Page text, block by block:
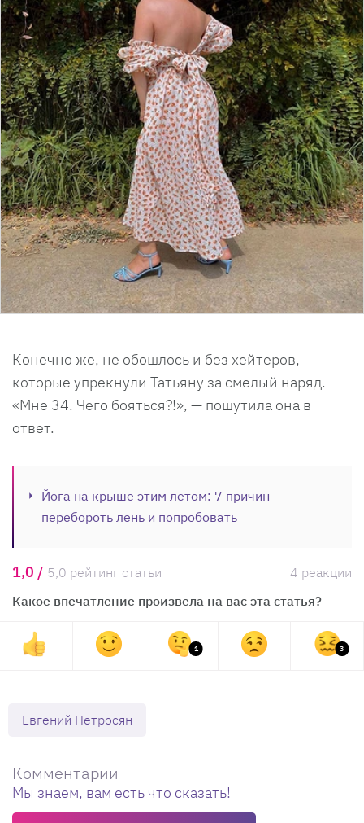
Конечно же, не обошлось и без хейтеров,
которые упрекнули Татьяну за смелый наряд.
«Мне 34. Чего бояться?!», — пошутила она в
ответ.
Йога на крыше этим летом: 7 причин
перебороть лень и попробовать
1,0 / 5,0 рейтинг статьи
4 реакции
Какое впечатление произвела на вас эта статья?
1 3
Евгений Петросян
Комментарии
Мы знаем, вам есть что сказать!